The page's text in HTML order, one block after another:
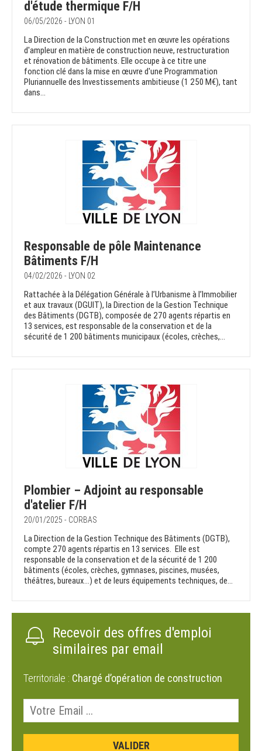
d'étude thermique F/H
06/05/2026 - LYON 01
La Direction de la Construction met en œuvre les opérations
d'ampleur en matière de construction neuve, restructuration
et rénovation de bâtiments. Elle occupe à ce titre une
fonction clé dans la mise en œuvre d'une Programmation
Pluriannuelle des Investissements ambitieuse (1 250 M€), tant
dans...
Responsable de pôle Maintenance
Bâtiments F/H
04/02/2026 - LYON 02
Rattachée à la Délégation Générale à l’Urbanisme à l’Immobilier
et aux travaux (DGUIT), la Direction de la Gestion Technique
des Bâtiments (DGTB), composée de 270 agents répartis en
13 services, est responsable de la conservation et de la
sécurité de 1 200 bâtiments municipaux (écoles, crèches,...
Plombier – Adjoint au responsable
d'atelier F/H
20/01/2025 - CORBAS
La Direction de la Gestion Technique des Bâtiments (DGTB),
compte 270 agents répartis en 13 services. Elle est
responsable de la conservation et de la sécurité de 1 200
bâtiments (écoles, crèches, gymnases, piscines, musées,
théâtres, bureaux…) et de leurs équipements techniques, de...
Recevoir des offres d'emploi
similaires par email
Territoriale : Chargé d’opération de construction